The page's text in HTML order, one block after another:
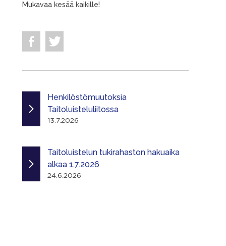
Mukavaa kesää kaikille!
Henkilöstömuutoksia
Taitoluisteluliitossa
13.7.2026
Taitoluistelun tukirahaston hakuaika
alkaa 1.7.2026
24.6.2026